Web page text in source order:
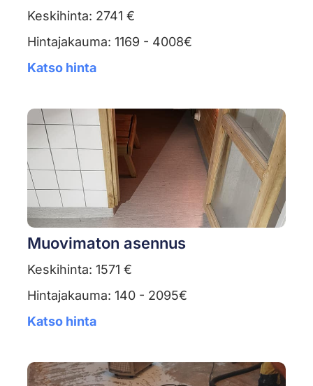
Keskihinta: 2741 €
Hintajakauma: 1169 - 4008€
Katso hinta
Muovimaton asennus
Keskihinta: 1571 €
Hintajakauma: 140 - 2095€
Katso hinta